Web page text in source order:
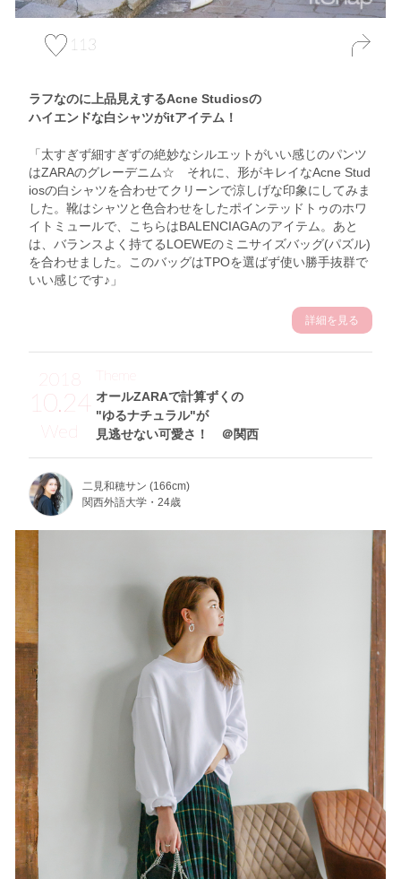
113
ラフなのに上品見えするAcne Studiosの
ハイエンドな白シャツがitアイテム！
「太すぎず細すぎずの絶妙なシルエットがいい感じのパンツ
はZARAのグレーデニム☆ それに、形がキレイなAcne Stud
iosの白シャツを合わせてクリーンで涼しげな印象にしてみま
した。靴はシャツと色合わせをしたポインテッドトゥのホワ
イトミュールで、こちらはBALENCIAGAのアイテム。あと
は、バランスよく持てるLOEWEのミニサイズバッグ(パズル)
を合わせました。このバッグはTPOを選ばず使い勝手抜群で
いい感じです♪」
詳細を見る
2018
10.24
Wed
オールZARAで計算ずくの
"ゆるナチュラル"が
見逃せない可愛さ！ ＠関西
Theme
二見和穂サン (166cm)
関西外語大学・24歳